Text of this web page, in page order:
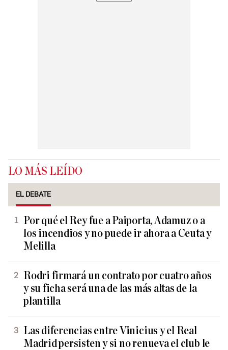
LO MÁS LEÍDO
EL DEBATE
Por qué el Rey fue a Paiporta, Adamuz o a
los incendios y no puede ir ahora a Ceuta y
Melilla
Rodri firmará un contrato por cuatro años
y su ficha será una de las más altas de la
plantilla
Las diferencias entre Vinicius y el Real
Madrid persisten y si no renueva el club le